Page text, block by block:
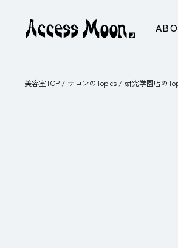
美容室TOP / サロンのTopics /研究学園店の